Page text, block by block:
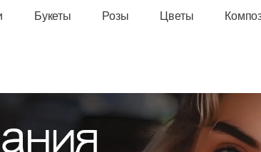
Букеты Розы Цветы